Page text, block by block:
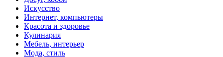
Искусство
Интернет, компьютеры
Красота и здоровье
Кулинария
Мебель, интерьер
Мода, стиль